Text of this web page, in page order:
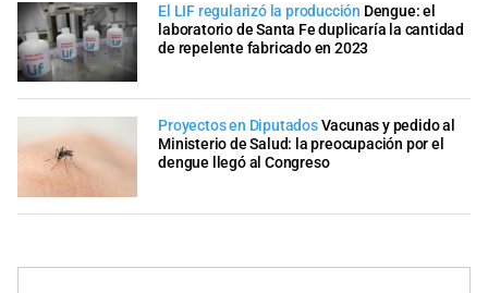
El LIF regularizó la producción Dengue: el
laboratorio de Santa Fe duplicaría la cantidad
de repelente fabricado en 2023
Proyectos en DiputadosVacunas y pedido al
Ministerio de Salud: la preocupación por el
dengue llegó al Congreso